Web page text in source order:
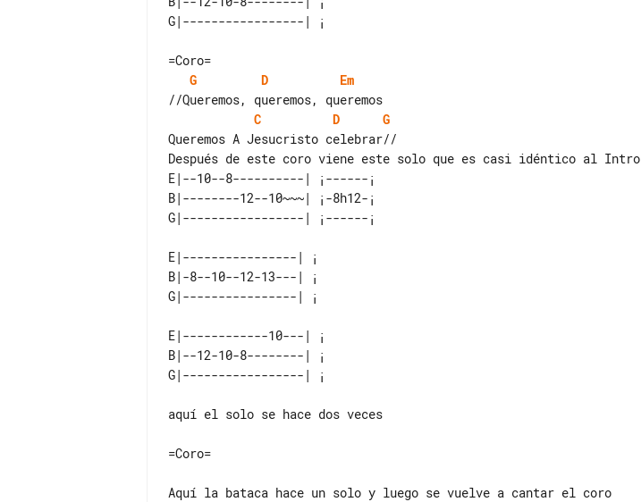
G
D
Em
C
D
G
Después de este coro viene este solo que es casi idéntico al Intro
E|--10--8----------| ¡------¡
B|--------12--10~~~| ¡-8h12-¡
E|----------------| ¡
B|-8--10--12-13---| ¡
E|------------10---| ¡
B|--12-10-8--------| ¡
aquí el solo se hace dos veces
=Coro=
Aquí la bataca hace un solo y luego se vuelve a cantar el coro